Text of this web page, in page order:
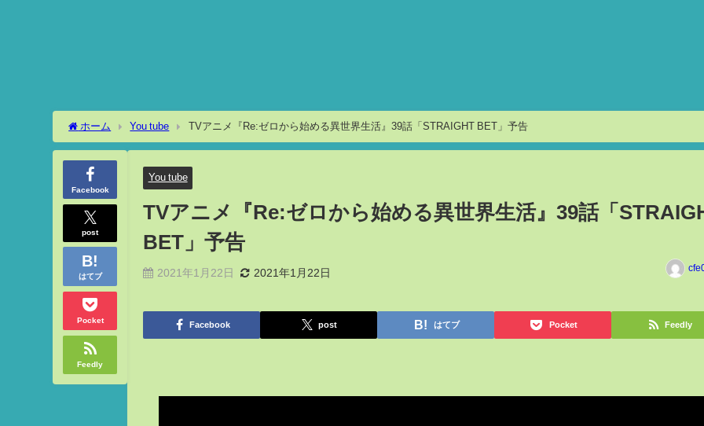
ホーム You tube TVアニメ『Re:ゼロから始める異世界生活』39話「STRAIGHT BET」予告
Facebook
post
はてブ
Pocket
Feedly
You tube
TVアニメ『Re:ゼロから始める異世界生活』39話「
BET」予告
2021年1月22日 2021年1月22日
Facebook post はてブ Pocket Feedly